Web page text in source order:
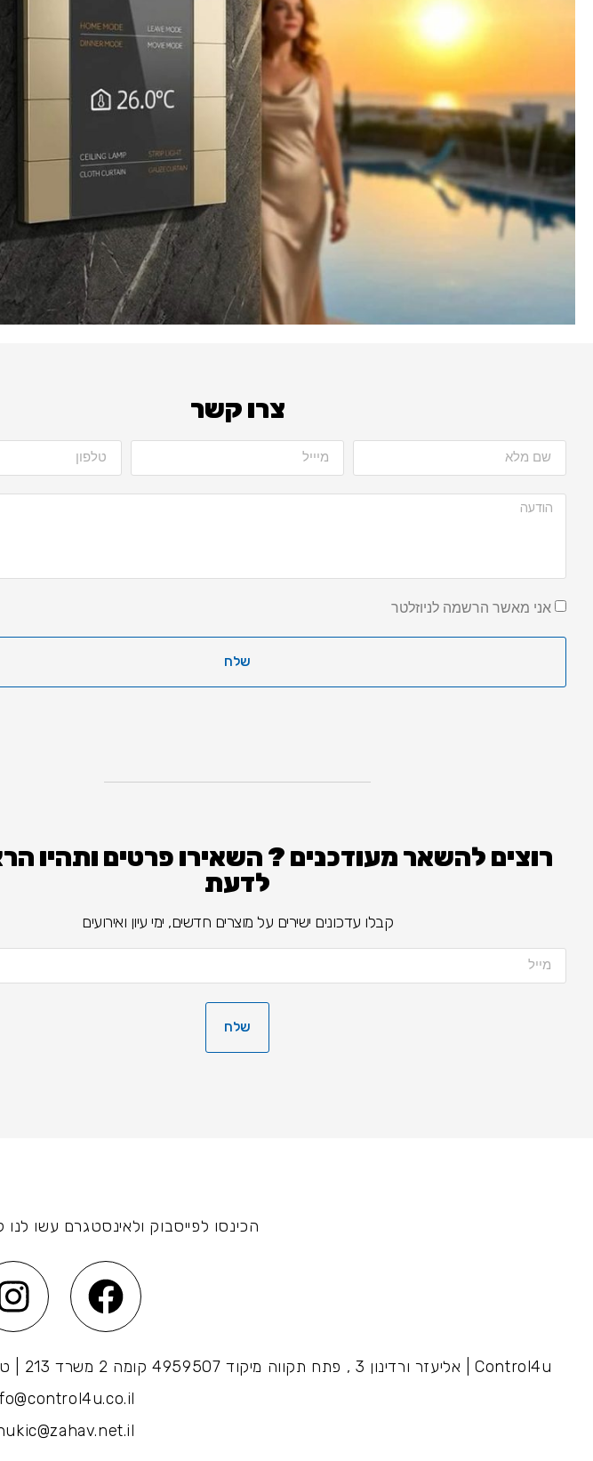
צרו קשר
אני מאשר הרשמה לניוזלטר
שלח
רוצים להשאר מעודכנים ? השאירו פרטים ותהיו
לדעת
קבלו עדכונים ישירים על מוצרים חדשים, ימי עיון ואירועים
שלח
הכינסו לפייסבוק ולאינסטגרם עשו לנו
Control4u | אליעזר ורדינון 3 , פתח תקווה מיקוד 4959507 קומה 2 משרד 213 | טלפון נייח 03-5070547 ניידים 054-6668008 , 054-4232135